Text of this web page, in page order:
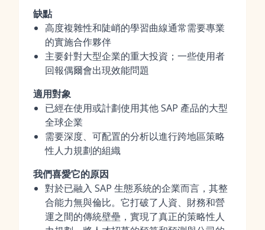
缺點
高度複雜性和陡峭的學習曲線通常需要專業
的實施合作夥伴
主要針對大型企業的重大投資；一些使用者
回報偶爾會出現效能問題
適用對象
已經在使用或計劃使用其他 SAP 產品的大型
全球企業
需要深度、可配置的分析以進行跨地區策略
性人力規劃的組織
我們喜愛它的原因
對於已融入 SAP 生態系統的企業而言，其整
合能力無與倫比。它打破了人資、財務和營
運之間的傳統壁壘，實現了真正的策略性人